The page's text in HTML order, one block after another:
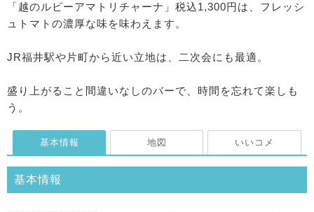
「越のルビーアマトリチャーナ」税込1,300円は、フレッシ
ュトマトの濃厚な味を味わえます。
JR福井駅や片町から近い立地は、二次会にも最適。
盛り上がること間違いなしのバーで、時間を忘れて楽しも
う。
基本情報 地図 いいコメ
基本情報